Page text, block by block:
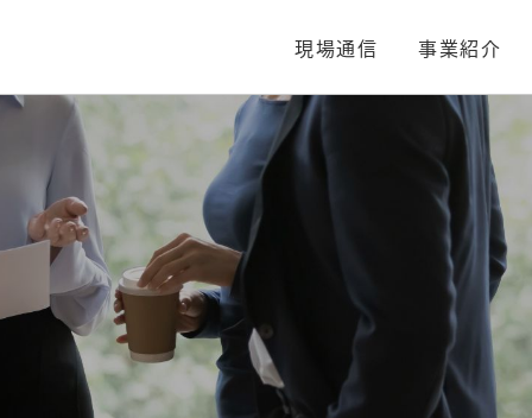
現場通信 事業紹介